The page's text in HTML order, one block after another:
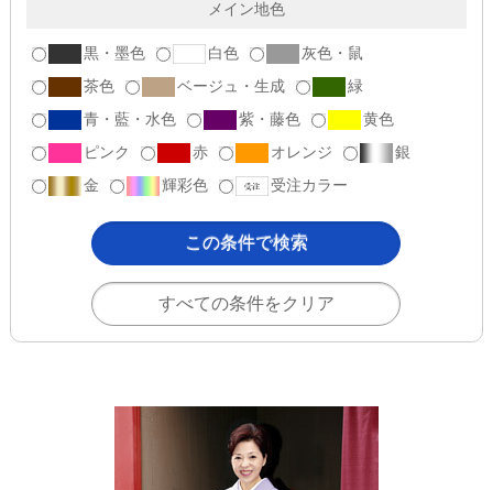
メイン地色
黒・墨色 白色
灰色・鼠
茶色
ベージュ・生成
緑
青・藍・水色
紫・藤色
黄色
ピンク
赤 オレンジ
銀
金
輝彩色 受注カラー